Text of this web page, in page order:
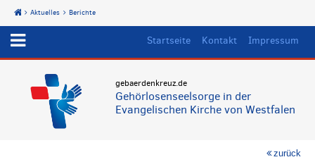
Start
Aktuelles Berichte
Startseite Kontakt Impressum
gebaerdenkreuz.de
Gehörlosenseelsorge in der
Evangelischen Kirche von Westfalen
zurück